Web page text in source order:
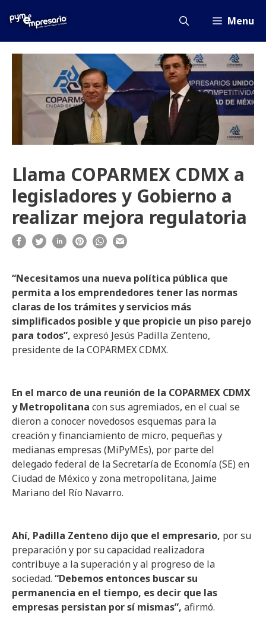
Menu
Llama COPARMEX CDMX a
legisladores y Gobierno a
realizar mejora regulatoria
“Necesitamos una nueva política pública que
permita a los emprendedores tener las normas
claras de los trámites y servicios más
simplificados posible y que propicie un piso parejo
para todos”, expresó Jesús Padilla Zenteno,
presidente de la COPARMEX CDMX.
En el marco de una reunión de la COPARMEX CDMX
y Metropolitana con sus agremiados, en el cual se
dieron a conocer novedosos esquemas para la
creación y financiamiento de micro, pequeñas y
medianas empresas (MiPyMEs), por parte del
delegado federal de la Secretaría de Economía (SE) en
Ciudad de México y zona metropolitana, Jaime
Mariano del Río Navarro.
Ahí, Padilla Zenteno dijo que el empresario, por su
preparación y por su capacidad realizadora
contribuye a la superación y al progreso de la
sociedad. “Debemos entonces buscar su
permanencia en el tiempo, es decir que las
empresas persistan por sí mismas”, afirmó.